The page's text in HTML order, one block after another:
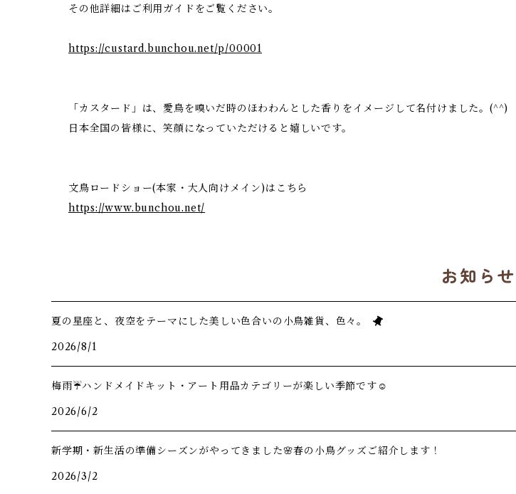
その他詳細はご利用ガイドをご覧ください。
https://custard.bunchou.net/p/00001
「カスタード」は、愛鳥を嗅いだ時のほわわんとした香りをイメージして名付けました。(^^)
日本全国の皆様に、笑顔になっていただけると嬉しいです。
文鳥ロードショー(本家・大人向けメイン)はこちら
https://www.bunchou.net/
お知らせ
夏の星座と、夜空をテーマにした美しい色合いの小鳥雑貨、色々。
2026/8/1
梅雨☔️ハンドメイドキット・アート用品カテゴリーが楽しい季節です☺️
2026/6/2
新学期・新生活の準備シーズンがやってきました🌸春の小鳥グッズご紹介します！
2026/3/2